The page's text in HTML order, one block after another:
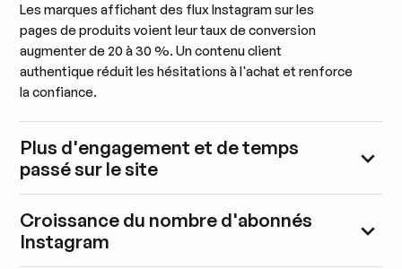
Les marques affichant des flux Instagram sur les
pages de produits voient leur taux de conversion
augmenter de 20 à 30 %. Un contenu client
authentique réduit les hésitations à l'achat et renforce
la confiance.
Plus d'engagement et de temps
passé sur le site
Croissance du nombre d'abonnés
Instagram